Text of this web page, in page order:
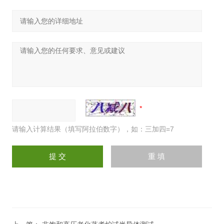
请输入计算结果（填写阿拉伯数字），如：三加四=7